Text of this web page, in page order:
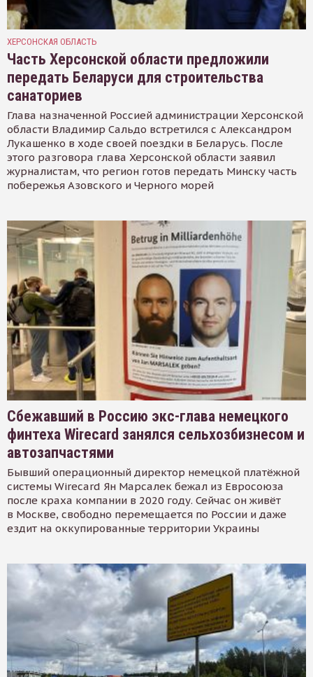
ХЕРСОНСКАЯ ОБЛАСТЬ
Часть Херсонской области предложили
передать Беларуси для строительства
санаториев
Глава назначенной Россией администрации Херсонской
области Владимир Сальдо встретился с Александром
Лукашенко в ходе своей поездки в Беларусь. После
этого разговора глава Херсонской области заявил
журналистам, что регион готов передать Минску часть
побережья Азовского и Черного морей
Сбежавший в Россию экс-глава немецкого
финтеха Wirecard занялся сельхозбизнесом и
автозапчастями
Бывший операционный директор немецкой платёжной
системы Wirecard Ян Марсалек бежал из Евросоюза
после краха компании в 2020 году. Сейчас он живёт
в Москве, свободно перемещается по России и даже
ездит на оккупированные территории Украины